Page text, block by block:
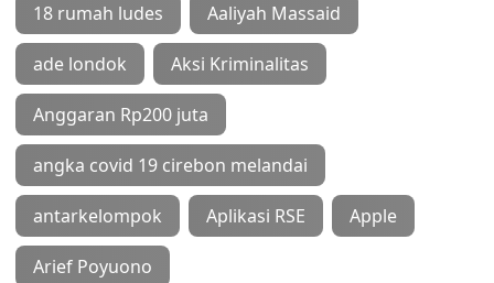
18 rumah ludes Aaliyah Massaid
ade londok Aksi Kriminalitas
Anggaran Rp200 juta
angka covid 19 cirebon melandai
antarkelompok Aplikasi RSE Apple
Arief Poyuono